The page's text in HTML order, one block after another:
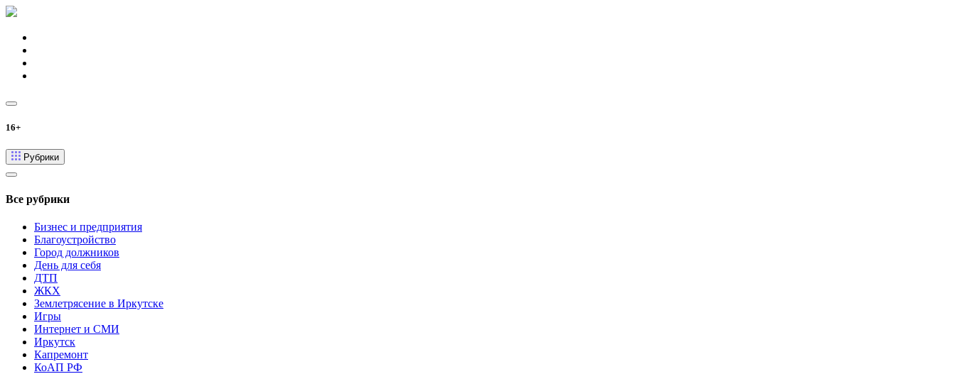
16+
Рубрики
Все рубрики
Бизнес и предприятия
Благоустройство
Город должников
День для себя
ДТП
ЖКХ
Землетрясение в Иркутске
Игры
Интернет и СМИ
Иркутск
Капремонт
КоАП РФ